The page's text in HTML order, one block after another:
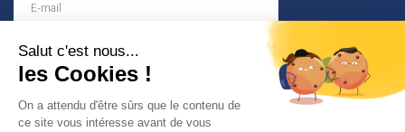
I agree to receive this newsletter and I understand
that I can easily unsubscribe at any time